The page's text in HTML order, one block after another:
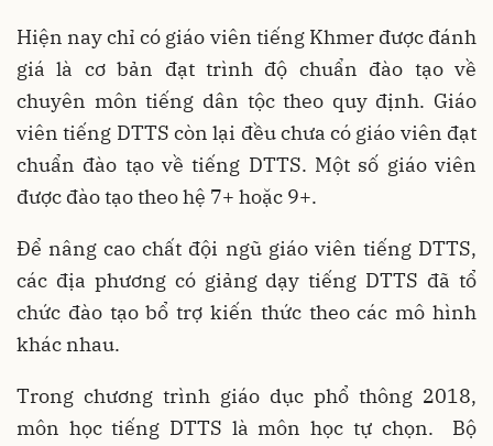
Hiện nay chỉ có giáo viên tiếng Khmer được đánh
giá là cơ bản đạt trình độ chuẩn đào tạo về
chuyên môn tiếng dân tộc theo quy định. Giáo
viên tiếng DTTS còn lại đều chưa có giáo viên đạt
chuẩn đào tạo về tiếng DTTS. Một số giáo viên
được đào tạo theo hệ 7+ hoặc 9+.
Để nâng cao chất đội ngũ giáo viên tiếng DTTS,
các địa phương có giảng dạy tiếng DTTS đã tổ
chức đào tạo bổ trợ kiến thức theo các mô hình
khác nhau.
Trong chương trình giáo dục phổ thông 2018,
môn học tiếng DTTS là môn học tự chọn. Bộ